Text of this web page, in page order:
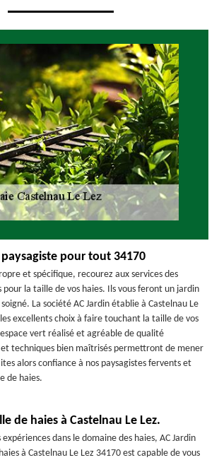
pour tout 34170
et spécifique, recourez aux services des
pour la taille de vos haies. Ils vous feront un jardin
La société AC Jardin établie à Castelnau Le
excellents choix à faire touchant la taille de vos
vert réalisé et agréable de qualité
techniques bien maîtrisés permettront de mener
alors confiance à nos paysagistes fervents et
de haies.
de haies à Castelnau Le Lez.
dans le domaine des haies, AC Jardin
à Castelnau Le Lez 34170 est capable de vous